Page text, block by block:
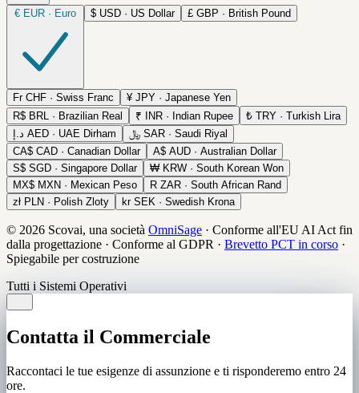
€ EUR · Euro $ USD · US Dollar £ GBP · British Pound
Fr CHF · Swiss Franc ¥ JPY · Japanese Yen
R$ BRL · Brazilian Real ₹ INR · Indian Rupee ₺ TRY · Turkish Lira
د.إ AED · UAE Dirham ﷼ SAR · Saudi Riyal
CA$ CAD · Canadian Dollar A$ AUD · Australian Dollar
S$ SGD · Singapore Dollar ₩ KRW · South Korean Won
MX$ MXN · Mexican Peso R ZAR · South African Rand
zł PLN · Polish Zloty kr SEK · Swedish Krona
© 2026 Scovai, una società OmniSage · Conforme all'EU AI Act fin
dalla progettazione · Conforme al GDPR · Brevetto PCT in corso ·
Spiegabile per costruzione
Tutti i Sistemi Operativi
Contatta il Commerciale
Raccontaci le tue esigenze di assunzione e ti risponderemo entro 24
ore.